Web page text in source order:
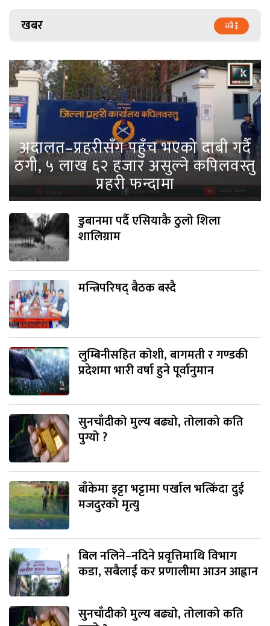
खबर सबै
अदालत–प्रहरीसँग पहुँच भएको दाबी गर्दै
ठगी, ५ लाख ६२ हजार असुल्ने कपिलवस्तु
प्रहरी फन्दामा
डुबानमा पर्दै एसियाकै ठुलो शिला
शालिग्राम
मन्त्रिपरिषद् बैठक बस्दै
लुम्बिनीसहित कोशी, बागमती र गण्डकी
प्रदेशमा भारी वर्षा हुने पूर्वानुमान
सुनचाँदीको मुल्य बढ्यो, तोलाको कति
पुग्यो ?
बाँकेमा इट्टा भट्टामा पर्खाल भत्किँदा दुई
मजदुरको मृत्यु
बिल नलिने–नदिने प्रवृत्तिमाथि विभाग
कडा, सबैलाई कर प्रणालीमा आउन आह्वान
सुनचाँदीको मुल्य बढ्यो, तोलाको कति